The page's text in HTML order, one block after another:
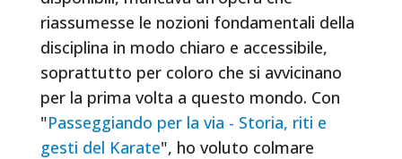
riassumesse le nozioni fondamentali della
disciplina in modo chiaro e accessibile,
soprattutto per coloro che si avvicinano
per la prima volta a questo mondo. Con
"Passeggiando per la via - Storia, riti e
gesti del Karate", ho voluto colmare